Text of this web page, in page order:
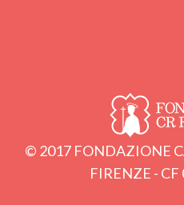
© 2017 FONDAZIONE
FIRENZE -